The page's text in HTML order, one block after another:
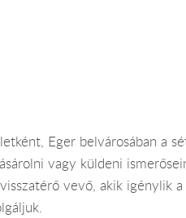
Eger belvárosában a
vagy küldeni
vevő, akik